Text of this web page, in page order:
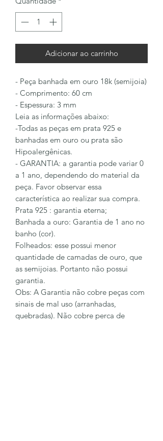
Adicionar ao carrinho
- Peça banhada em ouro 18k (semijoia)
- Comprimento: 60 cm
- Espessura: 3 mm
Leia as informações abaixo:
-Todas as peças em prata 925 e
banhadas em ouro ou prata são
Hipoalergênicas.
- GARANTIA: a garantia pode variar 0
a 1 ano, dependendo do material da
peça. Favor observar essa
característica ao realizar sua compra.
Prata 925 : garantia eterna;
Banhada a ouro: Garantia de 1 ano no
banho (cor).
Folheados: esse possui menor
quantidade de camadas de ouro, que
as semijoias. Portanto não possui
garantia.
Obs: A Garantia não cobre peças com
sinais de mal uso (arranhadas,
quebradas). Não cobre perca de